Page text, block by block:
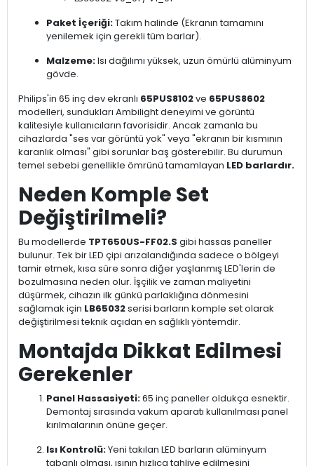
Paket İçeriği:Takım halinde (Ekranın tamamını
yenilemek için gerekli tüm barlar).
Malzeme:Isı dağılımı yüksek, uzun ömürlü alüminyum
gövde.
Philips'in 65 inç dev ekranlı 65PUS8102ve 65PUS8602
modelleri, sundukları Ambilight deneyimi ve görüntü
kalitesiyle kullanıcıların favorisidir. Ancak zamanla bu
cihazlarda "ses var görüntü yok" veya "ekranın bir kısmının
karanlık olması" gibi sorunlar baş gösterebilir. Bu durumun
temel sebebi genellikle ömrünü tamamlayan LED barlardır.
Neden Komple Set
Değiştirilmeli?
Bu modellerde TPT650US-FF02.S gibi hassas paneller
bulunur. Tek bir LED çipi arızalandığında sadece o bölgeyi
tamir etmek, kısa süre sonra diğer yaşlanmış LED'lerin de
bozulmasına neden olur. İşçilik ve zaman maliyetini
düşürmek, cihazın ilk günkü parlaklığına dönmesini
sağlamak için LB65032serisi barların komple set olarak
değiştirilmesi teknik açıdan en sağlıklı yöntemdir.
Montajda Dikkat Edilmesi
Gerekenler
Panel Hassasiyeti:65 inç paneller oldukça esnektir.
Demontaj sırasında vakum aparatı kullanılması panel
kırılmalarının önüne geçer.
Isı Kontrolü:Yeni takılan LED barların alüminyum
tabanlı olması, ısının hızlıca tahliye edilmesini